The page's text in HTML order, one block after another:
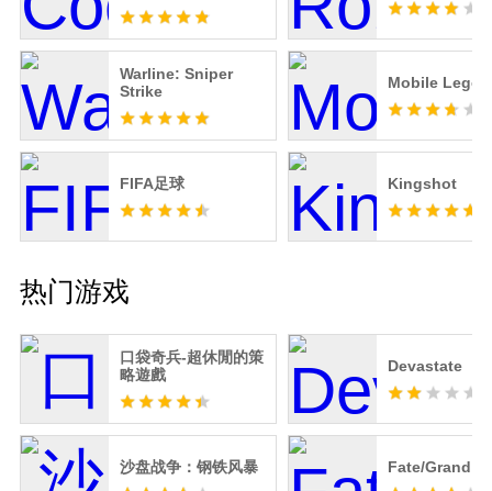
Warline: Sniper
Strike
Mobile
FIFA足球 Kingshot
热门游戏
口袋奇兵-超休閒的策
略遊戲
沙盘战争：钢铁风暴
Devastate
Fate/Grand